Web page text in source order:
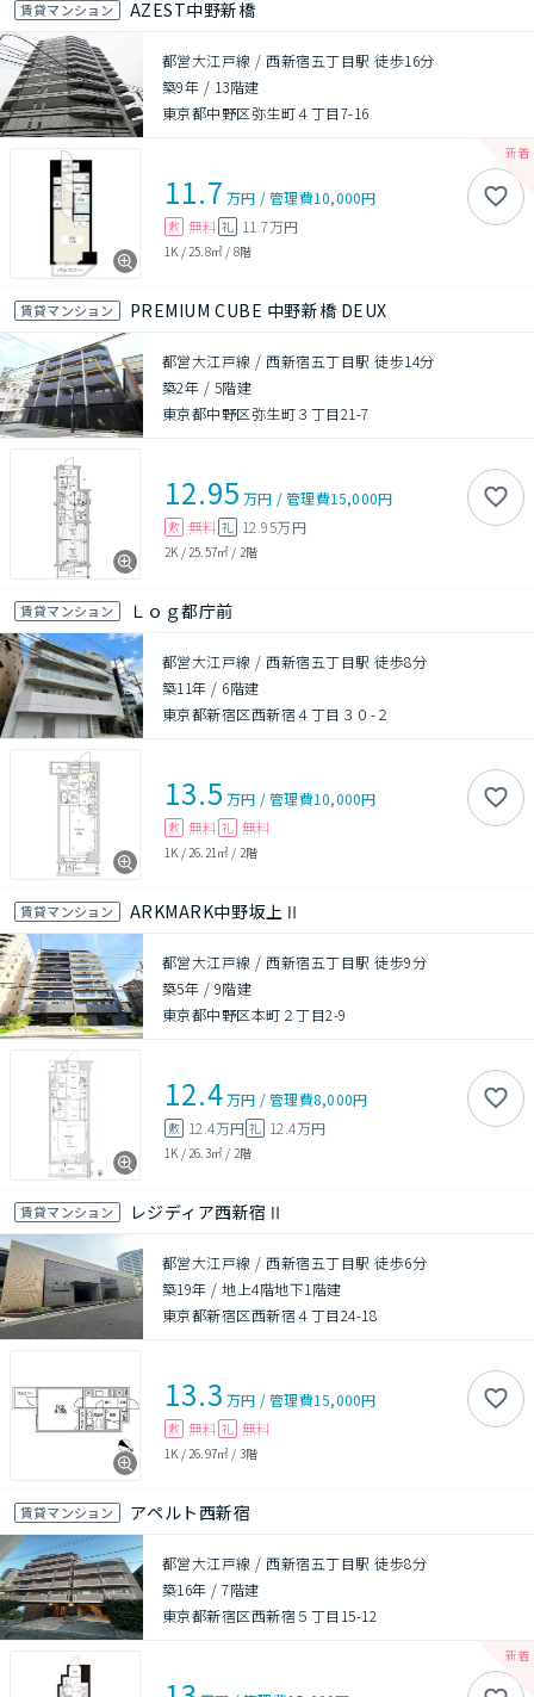
賃貸マンション AZEST中野新橋
都営大江戸線 / 西新宿五丁目駅 徒歩16分
築9年 / 13階建
東京都中野区弥生町４丁目7-16
11.7 万円 /管理費10,000円
敷 無料 礼 11.7万円
1K / 25.8㎡ / 8階
賃貸マンション PREMIUM CUBE 中野新橋 DEUX
都営大江戸線 / 西新宿五丁目駅 徒歩14分
築2年 / 5階建
東京都中野区弥生町３丁目21-7
12.95 万円 /管理費15,000円
敷 無料 礼 12.95万円
2K / 25.57㎡ / 2階
賃貸マンション Ｌｏｇ都庁前
都営大江戸線 / 西新宿五丁目駅 徒歩8分
築11年 / 6階建
東京都新宿区西新宿４丁目３０-２
13.5 万円 /管理費10,000円
敷 無料 礼 無料
1K / 26.21㎡ / 2階
賃貸マンション ARKMARK中野坂上Ⅱ
都営大江戸線 / 西新宿五丁目駅 徒歩9分
築5年 / 9階建
東京都中野区本町２丁目2-9
12.4万円 /管理費8,000円
敷 12.4万円 礼 12.4万円
1K / 26.3㎡ / 2階
賃貸マンション レジディア西新宿Ⅱ
都営大江戸線 / 西新宿五丁目駅 徒歩6分
築19年 /地上4階地下1階建
東京都新宿区西新宿４丁目24-18
13.3 万円 /管理費15,000円
敷 無料 礼 無料
1K / 26.97㎡ / 3階
賃貸マンション アペルト西新宿
都営大江戸線 / 西新宿五丁目駅 徒歩8分
築16年 /7階建
東京都新宿区西新宿５丁目15-12